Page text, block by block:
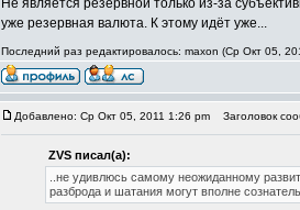
Не является резервной только из-за
уже резервная валюта. К этому идёт уже...
Последний раз редактировалось: maxon (Ср Окт 05,
Добавлено: Ср Окт 05, 2011 1:26 pm Заголовок
ZVS писал(а):
..не удивлюсь самому неожиданному
разброда и шатания могут вполне